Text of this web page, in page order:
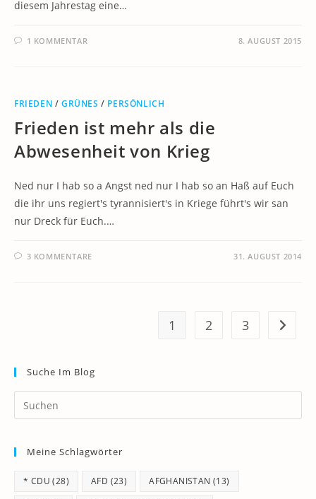
diesem Jahrestag eine…
1 KOMMENTAR 8. AUGUST 2015
FRIEDEN /GRÜNES / PERSÖNLICH
Frieden ist mehr als die
Abwesenheit von Krieg
Ned nur I hab so a Angst ned nur I hab so an Haß auf Euch
die ihr uns regiert's tyrannisiert's in Kriege führt's wir san
nur Dreck für Euch.…
3 KOMMENTARE 31. AUGUST 2014
1 2 3 Zur
Suche Im Blog
Meine Schlagwörter
* CDU (28) AFD (23) AFGHANISTAN (13)